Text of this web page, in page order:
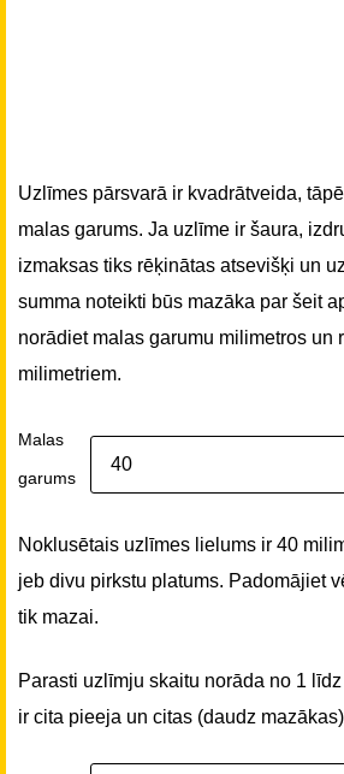
Uzlīmes pārsvarā ir kvadrātveida,
malas garums. Ja uzlīme ir šaura,
izmaksas tiks rēķinātas atsevišķi un
summa noteikti būs mazāka par šeit
norādiet malas garumu milimetros un
milimetriem.
Malas
garums
Noklusētais uzlīmes lielums ir 40
jeb divu pirkstu platums. Padomājiet
tik mazai.
Parasti uzlīmju skaitu norāda no 1
ir cita pieeja un citas (daudz